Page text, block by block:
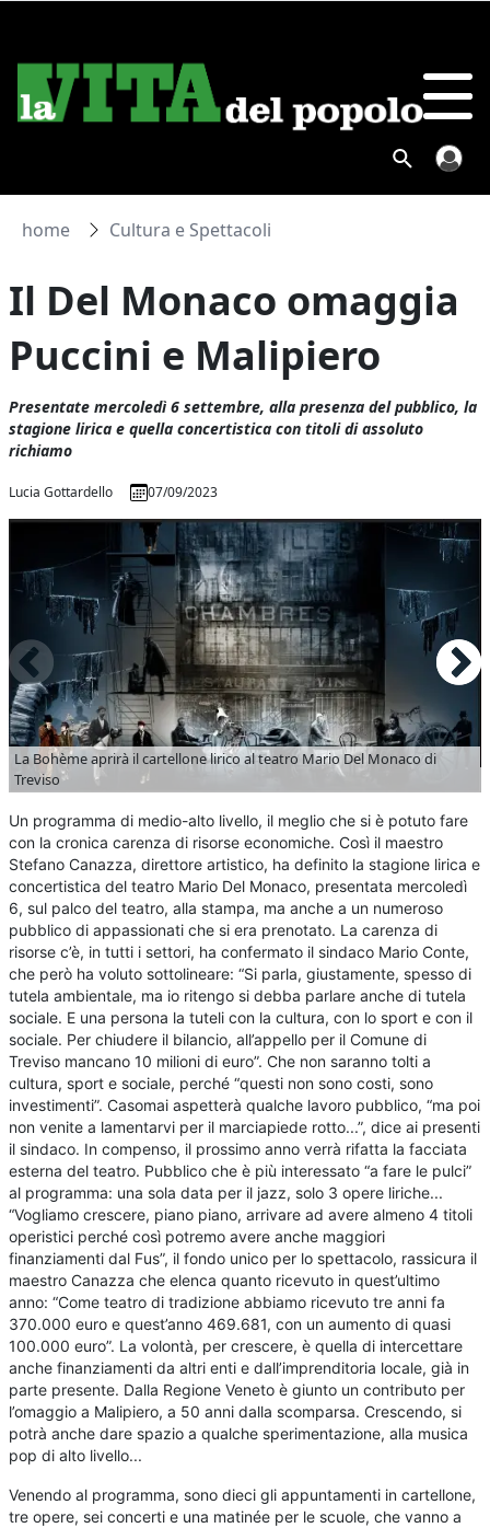
home Cultura e Spettacoli
Il Del Monaco omaggia
Puccini e Malipiero
Presentate mercoledì 6 settembre, alla presenza del pubblico, la
stagione lirica e quella concertistica con titoli di assoluto
richiamo
Lucia Gottardello 07/09/2023
La Bohème aprirà il cartellone lirico al teatro Mario Del Monaco di
Treviso
Un programma di medio-alto livello, il meglio che si è potuto fare
con la cronica carenza di risorse economiche. Così il maestro
Stefano Canazza, direttore artistico, ha definito la stagione lirica e
concertistica del teatro Mario Del Monaco, presentata mercoledì
6, sul palco del teatro, alla stampa, ma anche a un numeroso
pubblico di appassionati che si era prenotato. La carenza di
risorse c’è, in tutti i settori, ha confermato il sindaco Mario Conte,
che però ha voluto sottolineare: “Si parla, giustamente, spesso di
tutela ambientale, ma io ritengo si debba parlare anche di tutela
sociale. E una persona la tuteli con la cultura, con lo sport e con il
sociale. Per chiudere il bilancio, all’appello per il Comune di
Treviso mancano 10 milioni di euro”. Che non saranno tolti a
cultura, sport e sociale, perché “questi non sono costi, sono
investimenti”. Casomai aspetterà qualche lavoro pubblico, “ma poi
non venite a lamentarvi per il marciapiede rotto...”, dice ai presenti
il sindaco. In compenso, il prossimo anno verrà rifatta la facciata
esterna del teatro. Pubblico che è più interessato “a fare le pulci”
al programma: una sola data per il jazz, solo 3 opere liriche...
“Vogliamo crescere, piano piano, arrivare ad avere almeno 4 titoli
operistici perché così potremo avere anche maggiori
finanziamenti dal Fus”, il fondo unico per lo spettacolo, rassicura il
maestro Canazza che elenca quanto ricevuto in quest’ultimo
anno: “Come teatro di tradizione abbiamo ricevuto tre anni fa
370.000 euro e quest’anno 469.681, con un aumento di quasi
100.000 euro”. La volontà, per crescere, è quella di intercettare
anche finanziamenti da altri enti e dall’imprenditoria locale, già in
parte presente. Dalla Regione Veneto è giunto un contributo per
l’omaggio a Malipiero, a 50 anni dalla scomparsa. Crescendo, si
potrà anche dare spazio a qualche sperimentazione, alla musica
pop di alto livello...
Venendo al programma, sono dieci gli appuntamenti in cartellone,
tre opere, sei concerti e una matinée per le scuole, che vanno a